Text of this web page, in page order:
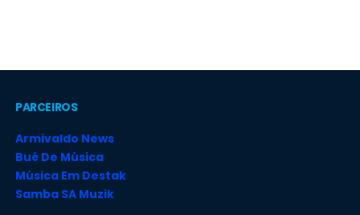
PARCEIROS
Armivaldo News
Bué De Música
Música Em Destak
Samba SA Muzik